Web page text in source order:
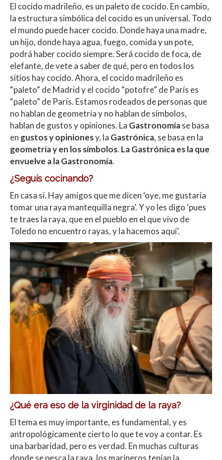
El cocido madrileño, es un paleto de cocido. En cambio,
la estructura simbólica del cocido es un universal. Todo
el mundo puede hacer cocido. Donde haya una madre,
un hijo, donde haya agua, fuego, comida y un pote,
podrá haber cocido siempre. Será cocido de foca, de
elefante, de vete a saber de qué, pero en todos los
sitios hay cocido. Ahora, el cocido madrileño es
“paleto” de Madrid y el cocido “potofre” de París es
“paleto” de París. Estamos rodeados de personas que
no hablan de geometría y no hablan de símbolos,
hablan de gustos y opiniones. La Gastronomíase basa
en gustos y opinionesy, la Gastrónica, se basa en la
geometría y en los símbolos. La Gastrónica es la que
envuelve a la Gastronomía.
¿Seguís cocinando?
En casa sí. Hay amigos que me dicen ‘oye, me gustaría
tomar una raya mantequilla negra’. Y yo les digo ‘pues
te traes la raya, que en el pueblo en el que vivo de
Toledo no encuentro rayas, y la hacemos aquí’.
¿Qué era eso de la virginidad de la raya?
El tema es muy importante, es fundamental, y es
antropológicamente cierto lo que te voy a contar. Es
una barbaridad, pero es verdad. En muchas culturas
donde se pesca la raya, los marineros tenían la